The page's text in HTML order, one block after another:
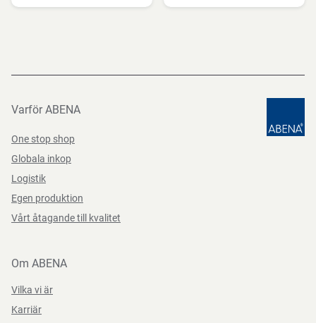
Varför ABENA
One stop shop
Globala inkop
Logistik
Egen produktion
Vårt åtagande till kvalitet
Om ABENA
Vilka vi är
Karriär